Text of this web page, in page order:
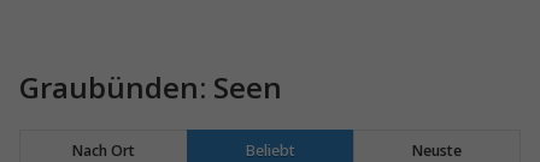
Graubünden: Seen
Nach Ort Beliebt Neuste